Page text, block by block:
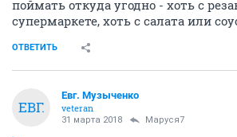
поймать откуда угодно - хоть с
супермаркете, хоть с салата или
ОТВЕТИТЬ
ЕВГ.
Евг. Музыченко
veteran
31 марта 2018 Маруся7